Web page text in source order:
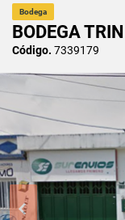
Bodega
BODEGA
Código. 7339179